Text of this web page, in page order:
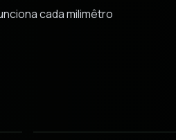
cada milimêtro